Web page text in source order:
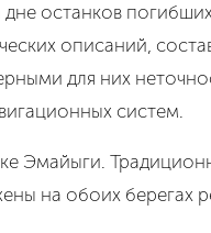
останков
описаний,
для них
систем.
Эмайыги.
на обоих берегах